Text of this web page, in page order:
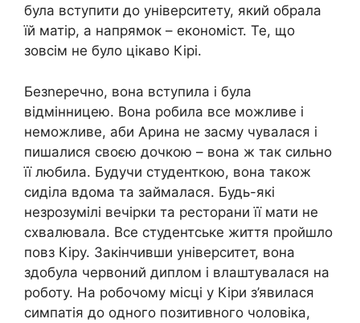
була вступити до університету, який обрала
їй матір, а напрямок – економіст. Те, що
зовсім не було цікаво Кірі.
Безnеречно, вона вступила і була
відмінницею. Вона робила все можливе і
неможливе, аби Арина не засму чувалася і
пишалися своєю дочкою – вона ж так сильно
її любила. Будучи студенткою, вона також
сиділа вдома та займалася. Будь-які
незрозумілі вечірки та ресторани її мати не
схвалювала. Все студентське життя пройшло
повз Кіру. Закінчивши університет, вона
здобула червоний диплом і влаштувалася на
роботу. На робочому місці у Кіри з’явилася
симпатія до одного позитивного чоловіка,